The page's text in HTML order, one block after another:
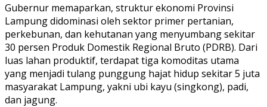
Gubernur memaparkan, struktur ekonomi Provinsi
Lampung didominasi oleh sektor primer pertanian,
perkebunan, dan kehutanan yang menyumbang sekitar
30 persen Produk Domestik Regional Bruto (PDRB). Dari
luas lahan produktif, terdapat tiga komoditas utama
yang menjadi tulang punggung hajat hidup sekitar 5 juta
masyarakat Lampung, yakni ubi kayu (singkong), padi,
dan jagung.